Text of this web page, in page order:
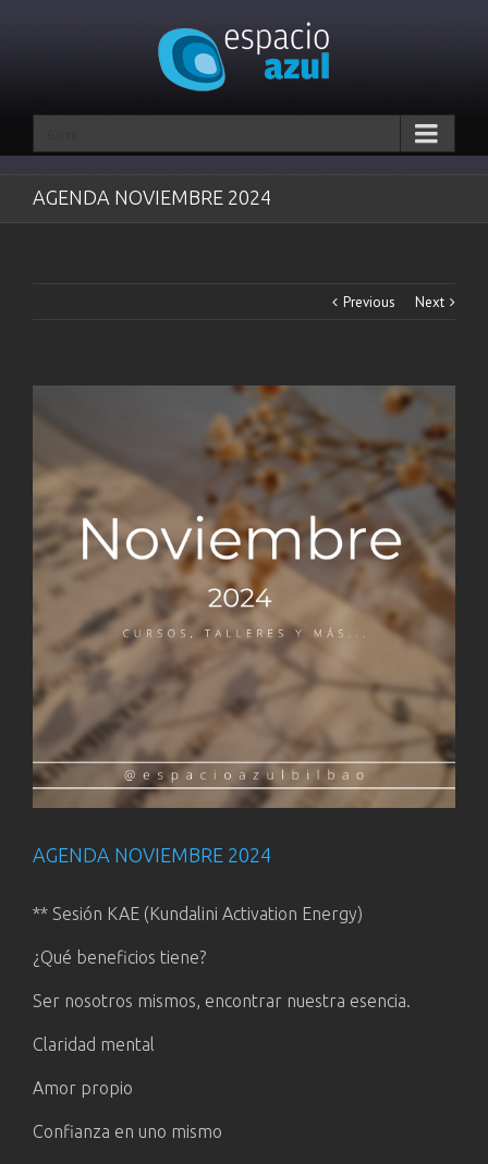
AGENDA NOVIEMBRE 2024
Previous Next
AGENDA NOVIEMBRE 2024
** Sesión KAE (Kundalini Activation Energy)
¿Qué beneficios tiene?
Ser nosotros mismos, encontrar nuestra esencia.
Claridad mental
Amor propio
Confianza en uno mismo